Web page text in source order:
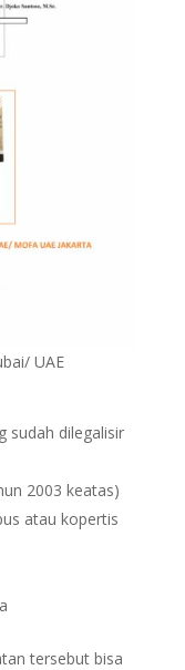
UAE
sudah dilegalisir
2003 keatas)
atau kopertis
tersebut bisa